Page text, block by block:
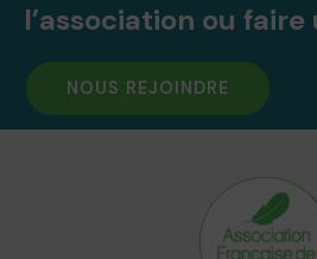
l’association ou faire
NOUS REJOINDRE